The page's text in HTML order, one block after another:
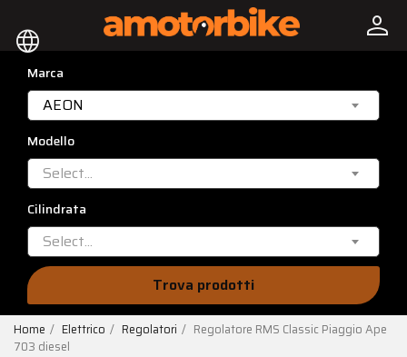
language person
Marca
AEON
Modello
Select...
Cilindrata
Select...
Trova prodotti
Home Elettrico Regolatori
Regolatore RMS Classic Piaggio Ape
703 diesel